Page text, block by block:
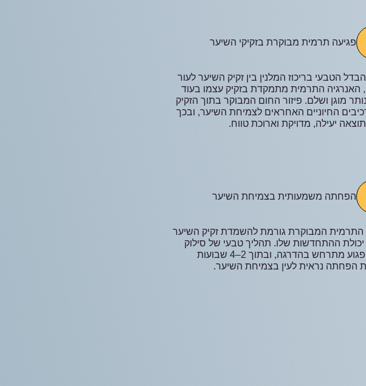
פגיעה תרמית מבוקרת בזקיקי השיער
הטבעי בריכוז המלנין בין זקיק השיער לעור
האנרגיה התרמית מתמקדת בזקיק עצמו בעוד
מוגן ושלם. פיזור החום המבוקר בתוך הזקיק
החיוניים האחראים לצמיחת השיער, ובכך
יעילה, מדויקת וארוכת טווח.
הפחתה משמעותית בצמיחת השיער
התרמית המבוקרת גורמת להשמדת זקיק השיער
יכולת ההתחדשות שלו. תהליך טבעי של סילוק
הזקיק הפגוע מתרחש בהדרגה, ובתוך 2–4 שבועות
הפחתה נראית לעין בצמיחת השיער.